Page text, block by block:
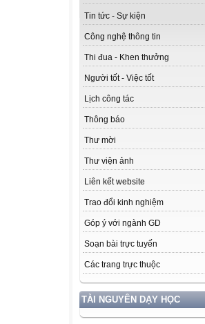
Tin tức - Sự kiện
Công nghệ thông tin
Thi đua - Khen thưởng
Người tốt - Việc tốt
Lịch công tác
Thông báo
Thư mời
Thư viện ảnh
Liên kết website
Trao đổi kinh nghiệm
Góp ý với ngành GD
Soạn bài trực tuyến
Các trang trực thuộc
TÀI NGUYÊN DẠY HỌC